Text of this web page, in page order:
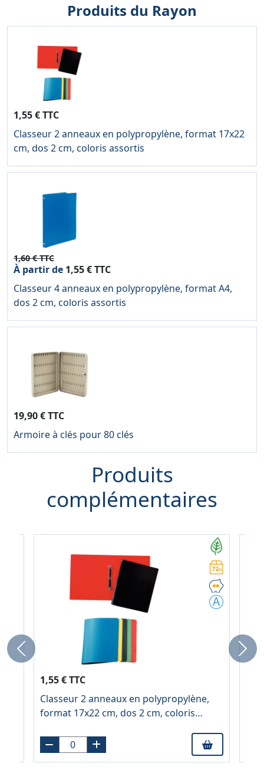
Produits du Rayon
1,55 € TTC
Classeur 2 anneaux en polypropylène, format 17x22
cm, dos 2 cm, coloris assortis
1,60 € TTC
À partir de 1,55 € TTC
Classeur 4 anneaux en polypropylène, format A4,
dos 2 cm, coloris assortis
19,90 € TTC
Armoire à clés pour 80 clés
Produits
complémentaires
1,55 € TTC
Classeur 2 anneaux en polypropylène,
format 17x22 cm, dos 2 cm, coloris
Previous Next